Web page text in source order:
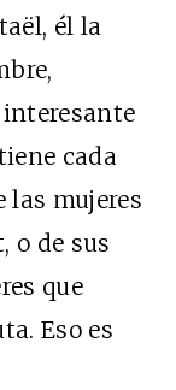
él la
cada
las mujeres
o de sus
que
Eso es